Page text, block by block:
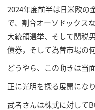
2024年度前半は日米欧の
で、割合オーソドックス
大統領選挙、そして関税
債券，そして為替市場の
どうやら、この動きは当
正に光明を探る展開になり
武者さんは株式に対して